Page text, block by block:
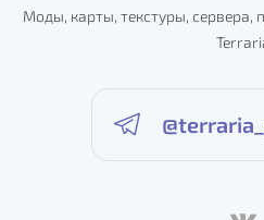
Моды, карты, текстуры,